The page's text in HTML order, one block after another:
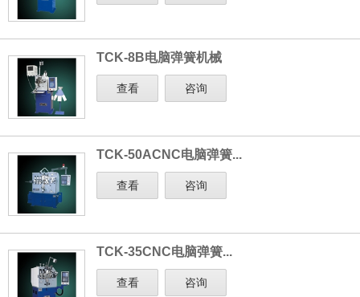
TCK-8B电脑弹簧机械
查看 咨询
TCK-50ACNC电脑弹簧...
查看 咨询
TCK-35CNC电脑弹簧...
查看 咨询